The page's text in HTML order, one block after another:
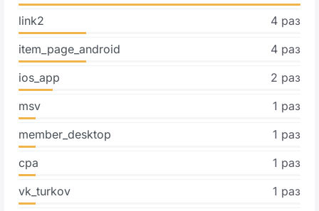
link2
4 раз
item_page_android
4 раз
ios_app
2 раз
msv
1 раз
member_desktop
1 раз
cpa
1 раз
vk_turkov
1 раз